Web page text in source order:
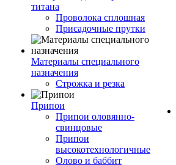
титана
Проволока сплошная
Присадочные прутки
Материалы специального
назначения
Строжка и резка
Припои
Припои оловянно-
свинцовые
Припои
высокотехнологичные
Олово и баббит